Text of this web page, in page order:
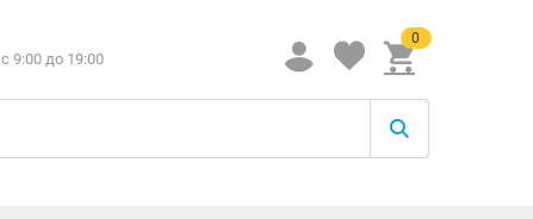
c 9:00 до 19:00
0